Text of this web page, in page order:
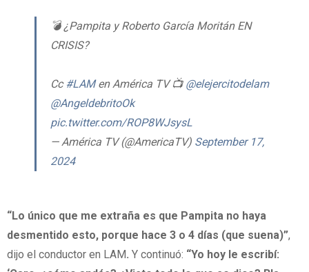
💣 ¿Pampita y Roberto García Moritán EN
CRISIS?
Cc #LAMen América TV 📺 @elejercitodelam
@AngeldebritoOk
pic.twitter.com/ROP8WJsysL
— América TV (@AmericaTV) September 17,
2024
“Lo único que me extraña es que Pampita no haya
desmentido esto, porque hace 3 o 4 días (que suena)”,
dijo el conductor en LAM. Y continuó: “Yo hoy le escribí: